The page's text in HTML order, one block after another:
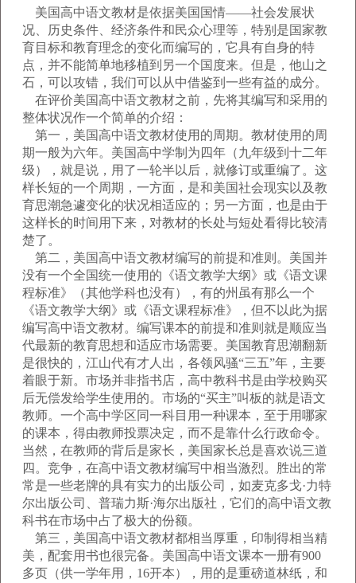
美国高中语文教材是依据美国国情——社会发展状
况、历史条件、经济条件和民众心理等，特别是国家教
育目标和教育理念的变化而编写的，它具有自身的特
点，并不能简单地移植到另一个国度来。但是，他山之
石，可以攻错，我们可以从中借鉴到一些有益的成分。
在评价美国高中语文教材之前，先将其编写和采用的
整体状况作一个简单的介绍：
第一，美国高中语文教材使用的周期。教材使用的周
期一般为六年。美国高中学制为四年（九年级到十二年
级），就是说，用了一轮半以后，就修订或重编了。这
样长短的一个周期，一方面，是和美国社会现实以及教
育思潮急遽变化的状况相适应的；另一方面，也是由于
这样长的时间用下来，对教材的长处与短处看得比较清
楚了。
第二，美国高中语文教材编写的前提和准则。美国并
没有一个全国统一使用的《语文教学大纲》或《语文课
程标准》（其他学科也没有），有的州虽有那么一个
《语文教学大纲》或《语文课程标准》，但不以此为据
编写高中语文教材。编写课本的前提和准则就是顺应当
代最新的教育思想和适应市场需要。美国教育思潮翻新
是很快的，江山代有才人出，各领风骚“三五”年，主要
着眼于新。市场并非指书店，高中教科书是由学校购买
后无偿发给学生使用的。市场的“买主”叫板的就是语文
教师。一个高中学区同一科目用一种课本，至于用哪家
的课本，得由教师投票决定，而不是靠什么行政命令。
当然，在教师的背后是家长，美国家长总是喜欢说三道
四。竞争，在高中语文教材编写中相当激烈。胜出的常
常是一些老牌的具有实力的出版公司，如麦克多戈·力特
尔出版公司、普瑞力斯·海尔出版社，它们的高中语文教
科书在市场中占了极大的份额。
第三，美国高中语文教材都相当厚重，印制得相当精
美，配套用书也很完备。美国高中语文课本一册有900
多页（供一学年用，16开本），用的是重磅道林纸，和